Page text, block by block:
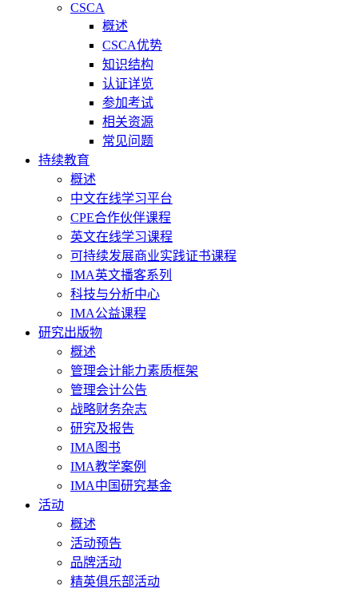
CSCA
概述
CSCA优势
知识结构
认证详览
参加考试
相关资源
常见问题
持续教育
概述
中文在线学习平台
CPE合作伙伴课程
英文在线学习课程
可持续发展商业实践证书课程
IMA英文播客系列
科技与分析中心
IMA公益课程
研究出版物
概述
管理会计能力素质框架
管理会计公告
战略财务杂志
研究及报告
IMA图书
IMA教学案例
IMA中国研究基金
活动
概述
活动预告
品牌活动
精英俱乐部活动